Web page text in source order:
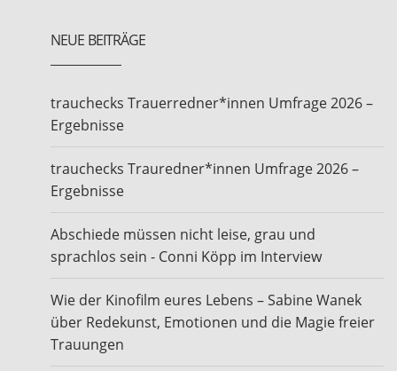
NEUE BEITRÄGE
trauchecks Trauerredner*innen Umfrage 2026 –
Ergebnisse
trauchecks Trauredner*innen Umfrage 2026 –
Ergebnisse
Abschiede müssen nicht leise, grau und
sprachlos sein - Conni Köpp im Interview
Wie der Kinofilm eures Lebens – Sabine Wanek
über Redekunst, Emotionen und die Magie freier
Trauungen